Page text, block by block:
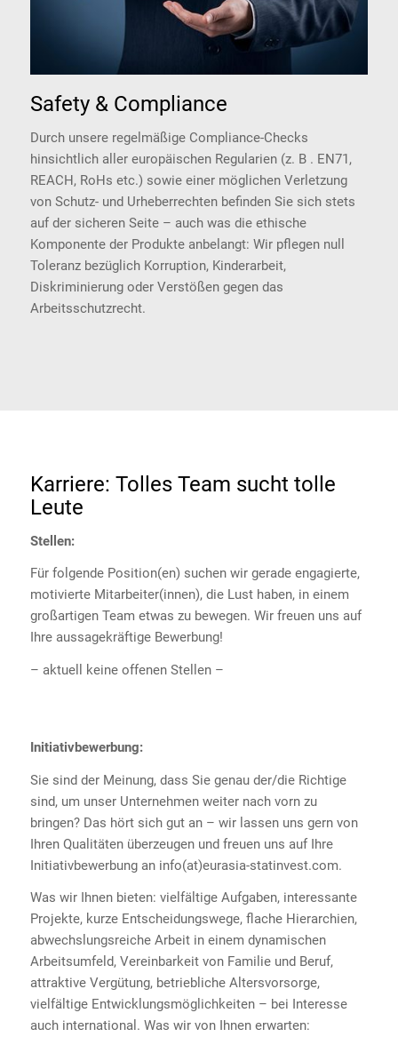
Safety & Compliance
Durch unsere regelmäßige Compliance-Checks
hinsichtlich aller europäischen Regularien (z. B . EN71,
REACH, RoHs etc.) sowie einer möglichen Verletzung
von Schutz- und Urheberrechten befinden Sie sich stets
auf der sicheren Seite – auch was die ethische
Komponente der Produkte anbelangt: Wir pflegen null
Toleranz bezüglich Korruption, Kinderarbeit,
Diskriminierung oder Verstößen gegen das
Arbeitsschutzrecht.
Karriere: Tolles Team sucht tolle
Leute
Stellen:
Für folgende Position(en) suchen wir gerade engagierte,
motivierte Mitarbeiter(innen), die Lust haben, in einem
großartigen Team etwas zu bewegen. Wir freuen uns auf
Ihre aussagekräftige Bewerbung!
– aktuell keine offenen Stellen –
Initiativbewerbung:
Sie sind der Meinung, dass Sie genau der/die Richtige
sind, um unser Unternehmen weiter nach vorn zu
bringen? Das hört sich gut an – wir lassen uns gern von
Ihren Qualitäten überzeugen und freuen uns auf Ihre
Initiativbewerbung an info(at)eurasia-statinvest.com.
Was wir Ihnen bieten: vielfältige Aufgaben, interessante
Projekte, kurze Entscheidungswege, flache Hierarchien,
abwechslungsreiche Arbeit in einem dynamischen
Arbeitsumfeld, Vereinbarkeit von Familie und Beruf,
attraktive Vergütung, betriebliche Altersvorsorge,
vielfältige Entwicklungsmöglichkeiten – bei Interesse
auch international. Was wir von Ihnen erwarten: